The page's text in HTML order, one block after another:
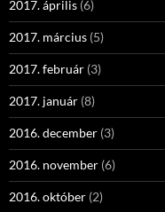
2017. április (6)
2017. március (5)
2017. február (3)
2017. január (8)
2016. december (3)
2016. november (6)
2016. október (2)